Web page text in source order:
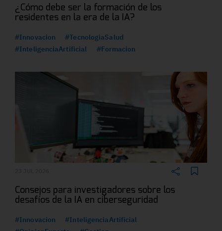
¿Cómo debe ser la formación de los
residentes en la era de la IA?
#Innovacion
#TecnologiaSalud
#InteligenciaArtificial
#Formacion
Consejos para investigadores sobre los
desafíos de la IA en ciberseguridad
#Innovacion
#InteligenciaArtificial